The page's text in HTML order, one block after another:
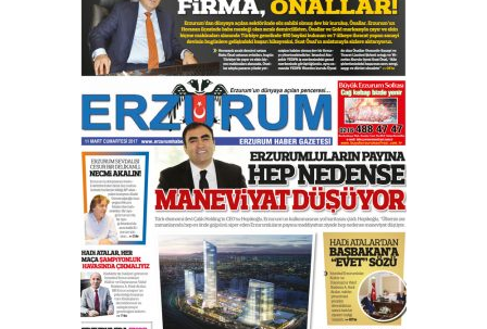
Esat BİNDESEN
Başkan Sekmen’den Erzurum’a
bir vizyon proje daha!
02 Ağustos 2026 Pazar
Kadir SABUNCUOĞLU
Erzurumspor’un köşe taşları
29 Haziran 2026 Pazartesi